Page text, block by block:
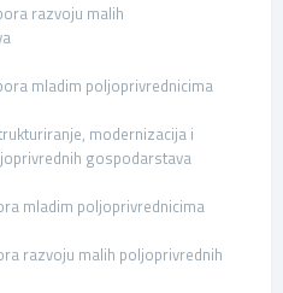
razvoju malih
mladim poljoprivrednicima
modernizacija i
gospodarstava
mladim poljoprivrednicima
razvoju malih poljoprivrednih